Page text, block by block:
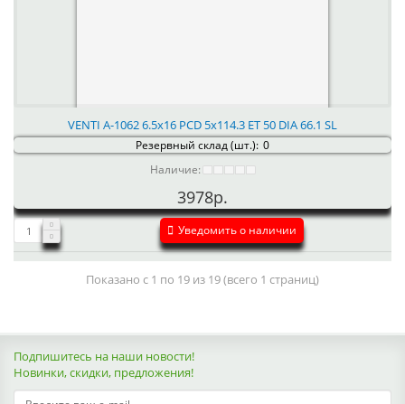
VENTI А-1062 6.5x16 PCD 5x114.3 ET 50 DIA 66.1 SL
Резервный склад (шт.): 0
Наличие:
3978р.
Уведомить о наличии
Показано с 1 по 19 из 19 (всего 1 страниц)
Подпишитесь на наши новости!
Новинки, скидки, предложения!